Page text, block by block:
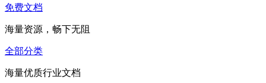
免费文档
海量资源，畅下无阻
全部分类
海量优质行业文档